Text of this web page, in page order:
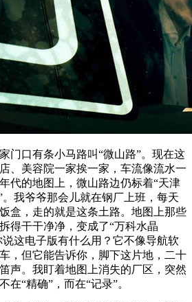
门口有条小马路叫“微山路”。现在这
、美容院一家挨一家，车流像流水一
代的地图上，微山路边仍标着“天津
。我爷爷那会儿就在钢厂上班，每天
盒，走的就是这条土路。地图上那些
得干干净净，变成了“万科水晶
说这电子版有什么用？它不像导航软
，但它能告诉你，脚下这片地，二十
声。我盯着地图上消失的厂区，突然
在“精确”，而在“记录”。